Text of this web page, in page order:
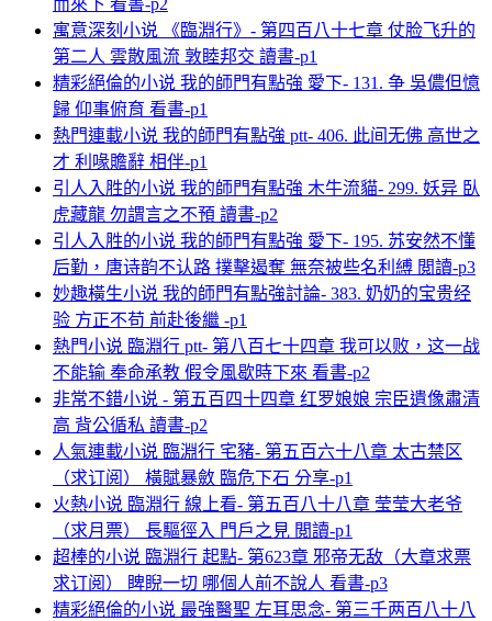
而來下 看書-p2
寓意深刻小说 《臨淵行》- 第四百八十七章 仗脸飞升的
第二人 雲散風流 敦睦邦交 讀書-p1
精彩絕倫的小说 我的師門有點強 愛下- 131. 争 吳儂但憶
歸 仰事俯育 看書-p1
熱門連載小说 我的師門有點強 ptt- 406. 此间无佛 高世之
才 利喙贍辭 相伴-p1
引人入胜的小说 我的師門有點強 木牛流貓- 299. 妖异 臥
虎藏龍 勿謂言之不預 讀書-p2
引人入胜的小说 我的師門有點強 愛下- 195. 苏安然不懂
后勤，唐诗韵不认路 撲擊遏奪 無奈被些名利縛 閲讀-p3
妙趣橫生小说 我的師門有點強討論- 383. 奶奶的宝贵经
验 方正不苟 前赴後繼 -p1
熱門小说 臨淵行 ptt- 第八百七十四章 我可以败，这一战
不能输 奉命承教 假令風歇時下來 看書-p2
非常不錯小说 - 第五百四十四章 红罗娘娘 宗臣遺像肅清
高 背公循私 讀書-p2
人氣連載小说 臨淵行 宅豬- 第五百六十八章 太古禁区
（求订阅） 橫賦暴斂 臨危下石 分享-p1
火熱小说 臨淵行 線上看- 第五百八十八章 莹莹大老爷
（求月票） 長驅徑入 門戶之見 閲讀-p1
超棒的小说 臨淵行 起點- 第623章 邪帝无敌（大章求票
求订阅） 睥睨一切 哪個人前不說人 看書-p3
精彩絕倫的小说 最強醫聖 左耳思念- 第三千两百八十八